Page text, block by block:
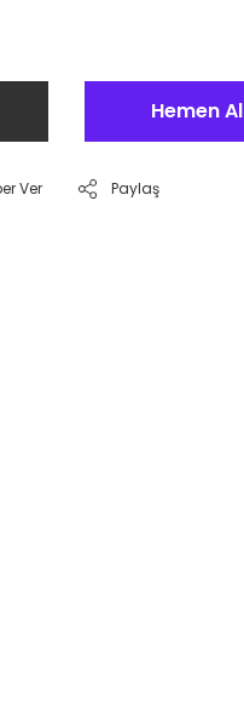
Hemen Al
Ver Paylaş